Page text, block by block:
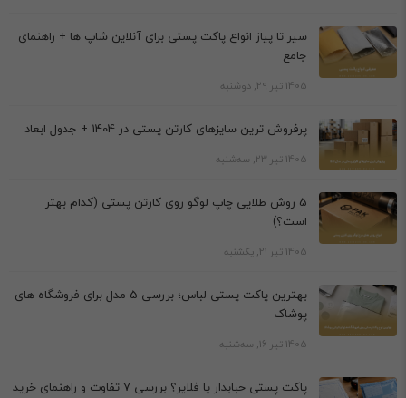
سیر تا پیاز انواع پاکت پستی برای آنلاین شاپ ها + راهنمای
جامع
1405 تیر 29, دوشنبه
پرفروش ترین سایزهای کارتن پستی در 1404 + جدول ابعاد
1405 تیر 23, سه‌شنبه
5 روش طلایی چاپ لوگو روی کارتن پستی (کدام بهتر
است؟)
1405 تیر 21, یکشنبه
بهترین پاکت پستی لباس؛ بررسی 5 مدل برای فروشگاه های
پوشاک
1405 تیر 16, سه‌شنبه
پاکت پستی حبابدار یا فلایر؟ بررسی 7 تفاوت و راهنمای خرید